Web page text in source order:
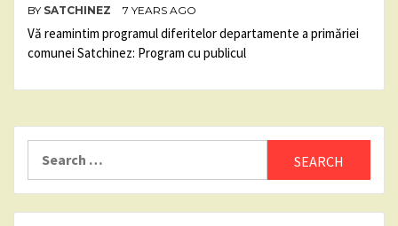
BY SATCHINEZ 7 YEARS AGO
Vă reamintim programul diferitelor departamente a primăriei
comunei Satchinez: Program cu publicul